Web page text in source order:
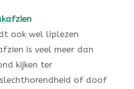
ook wel liplezen
is veel meer dan
kijken ter
of doof